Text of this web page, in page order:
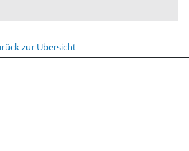
zur Übersicht